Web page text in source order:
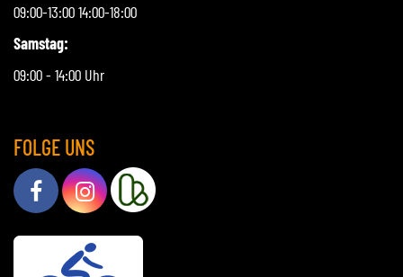
09:00-13:00 14:00-18:00
Samstag:
09:00 - 14:00 Uhr
FOLGE UNS